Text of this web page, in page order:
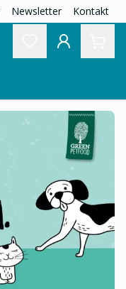
Newsletter Kontakt